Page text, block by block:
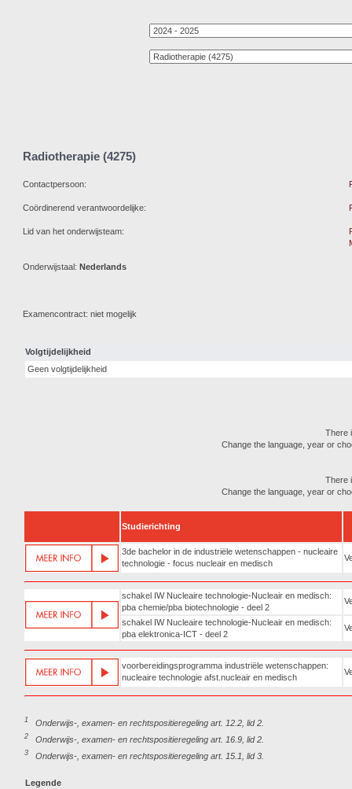
Radiotherapie (4275)
Contactpersoon:
Coördinerend verantwoordelijke:
Lid van het onderwijsteam:
Onderwijstaal: Nederlands
Examencontract: niet mogelijk
Volgtijdelijkheid
Geen volgtijdelijkheid
There
Change the language, year or
There
Change the language, year or
Studierichting
3de bachelor in de industriële wetenschappen - nucleaire
technologie - focus nucleair en medisch
schakel IW Nucleaire technologie-Nucleair en medisch:
pba chemie/pba biotechnologie - deel 2
schakel IW Nucleaire technologie-Nucleair en medisch:
pba elektronica-ICT - deel 2
voorbereidingsprogramma industriële wetenschappen:
nucleaire technologie afst.nucleair en medisch
1 Onderwijs-, examen- en rechtspositieregeling art. 12.2, lid 2.
2 Onderwijs-, examen- en rechtspositieregeling art. 16.9, lid 2.
3 Onderwijs-, examen- en rechtspositieregeling art. 15.1, lid 3.
Legende